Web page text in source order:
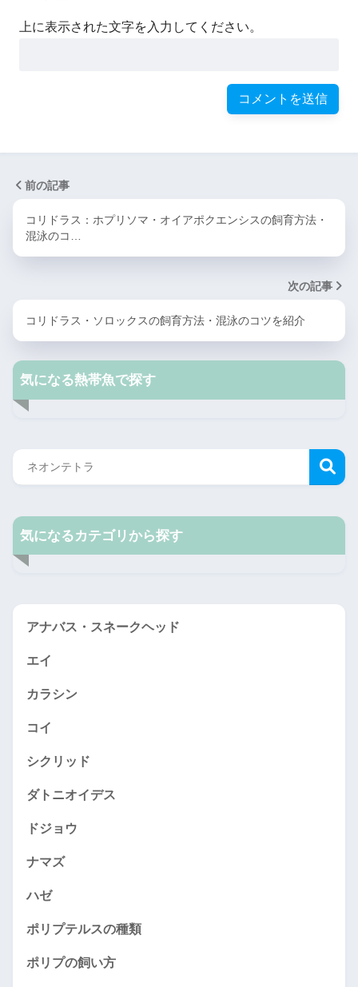
上に表示された文字を入力してください。
前の記事
コリドラス：ホプリソマ・オイアポクエンシスの飼育方法・
混泳のコ…
次の記事
コリドラス・ソロックスの飼育方法・混泳のコツを紹介
気になる熱帯魚で探す
気になるカテゴリから探す
アナバス・スネークヘッド
エイ
カラシン
コイ
シクリッド
ダトニオイデス
ドジョウ
ナマズ
ハゼ
ポリプテルスの種類
ポリプの飼い方